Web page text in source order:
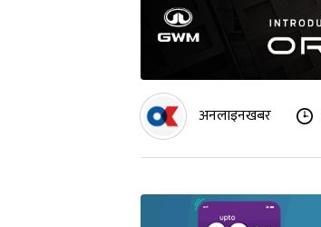
अनलाइनखबर